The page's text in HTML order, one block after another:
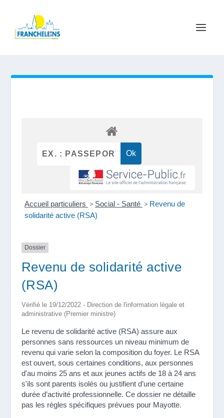
Accueil particuliers > Social - Santé > Revenu de
solidarité active (RSA)
Dossier
Revenu de solidarité active
(RSA)
Vérifié le 19/12/2022 - Direction de l'information légale et
administrative (Premier ministre)
Le revenu de solidarité active (RSA) assure aux
personnes sans ressources un niveau minimum de
revenu qui varie selon la composition du foyer. Le RSA
est ouvert, sous certaines conditions, aux personnes
d'au moins 25 ans et aux jeunes actifs de 18 à 24 ans
s'ils sont parents isolés ou justifient d’une certaine
durée d’activité professionnelle. Ce dossier ne détaille
pas les règles spécifiques prévues pour Mayotte.